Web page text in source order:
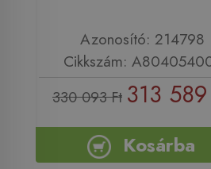
Azonosító: 214798
Cikkszám:
330 093 Ft 313
Kosárba